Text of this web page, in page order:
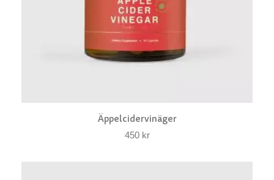
Äppelcidervinäger
450 kr